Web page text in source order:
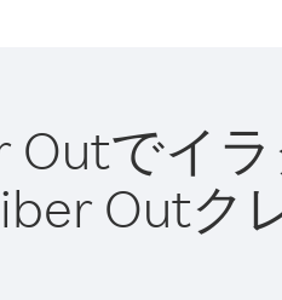
Outでイ
Outク